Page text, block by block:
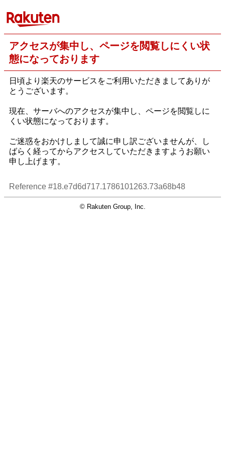
アクセスが集中し、ページを閲覧しにくい状
態になっております
日頃より楽天のサービスをご利用いただきましてありが
とうございます。
現在、サーバへのアクセスが集中し、ページを閲覧しに
くい状態になっております。
ご迷惑をおかけしまして誠に申し訳ございませんが、し
ばらく経ってからアクセスしていただきますようお願い
申し上げます。
Reference #18.e7d6d717.1786101263.73a68b48
© Rakuten Group, Inc.